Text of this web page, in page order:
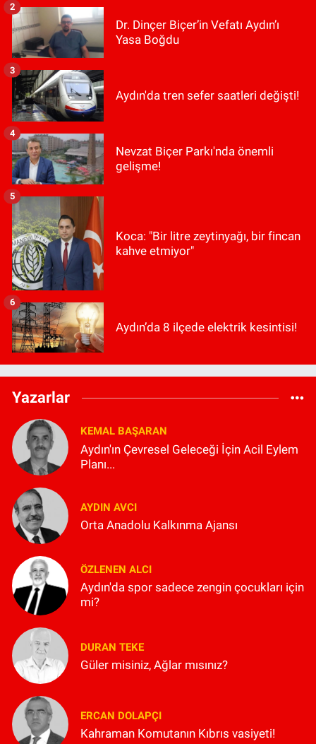
Dr. Dinçer Biçer’in Vefatı Aydın’ı
Yasa Boğdu
2
Aydın'da tren sefer saatleri değişti!
3
Nevzat Biçer Parkı'nda önemli
gelişme!
4
Koca: "Bir litre zeytinyağı, bir fincan
kahve etmiyor"
5
Aydın’da 8 ilçede elektrik kesintisi!
6
Yazarlar
KEMAL BAŞARAN
Aydın'ın Çevresel Geleceği İçin Acil Eylem
Planı...
AYDIN AVCI
Orta Anadolu Kalkınma Ajansı
ÖZLENEN ALCI
Aydın'da spor sadece zengin çocukları için
mi?
DURAN TEKE
Güler misiniz, Ağlar mısınız?
ERCAN DOLAPÇI
Kahraman Komutanın Kıbrıs vasiyeti!